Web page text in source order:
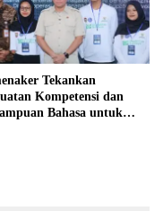
Tekankan
Kompetensi dan
Bahasa untuk